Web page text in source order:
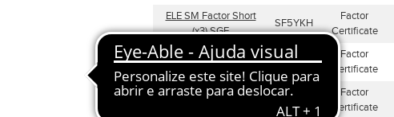
ELE SM Factor Short
(x3) SGE
SF5YKH
Factor
Certificate
CLNX SM Factor Short
(x3) SGE
SD5NXR
Factor
Certificate
IAG SM Factor Short
SF48EZ
Factor
Certificate